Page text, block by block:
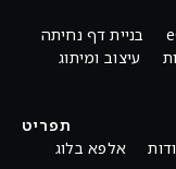
בניית דף נחיתה
עיצוב ומיתוג
תפריט
אלפא בלוג